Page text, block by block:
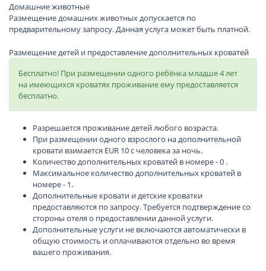
Домашние животные
Размещение домашних животных допускается по
предварительному запросу. Данная услуга может быть платной.
Размещение детей и предоставление дополнительных кроватей
Бесплатно! При размещении одного ребёнка младше 4 лет
на имеющихся кроватях проживание ему предоставляется
бесплатно.
Разрешается проживание детей любого возраста.
При размещении одного взрослого на дополнительной
кровати взимается EUR 10 с человека за ночь.
Количество дополнительных кроватей в номере - 0 .
Максимальное количество дополнительных кроватей в
номере - 1.
Дополнительные кровати и детские кроватки
предоставляются по запросу. Требуется подтверждение со
стороны отеля о предоставлении данной услуги.
Дополнительные услуги не включаются автоматически в
общую стоимость и оплачиваются отдельно во время
вашего проживания.